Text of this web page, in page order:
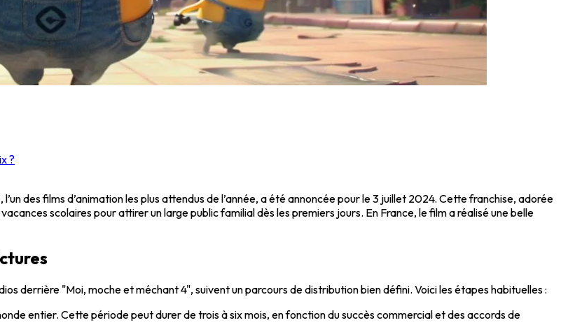
?
des films d’animation les plus attendus de l’année, a été annoncée pour le 3 juillet 2024. Cette franchise, adorée
scolaires pour attirer un large public familial dès les premiers jours. En France, le film a réalisé une belle
derrière "Moi, moche et méchant 4", suivent un parcours de distribution bien défini. Voici les étapes habituelles :
entier. Cette période peut durer de trois à six mois, en fonction du succès commercial et des accords de